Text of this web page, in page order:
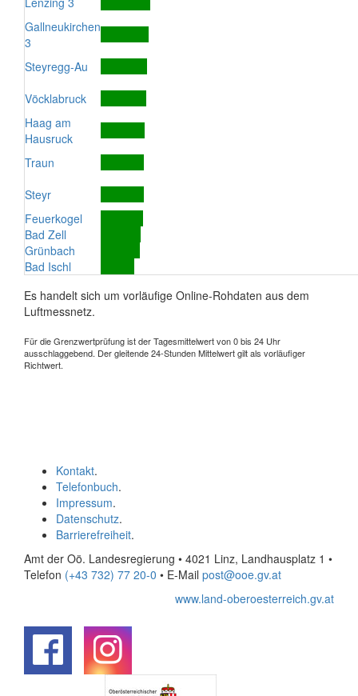
Gallneukirchen
3
Steyregg-Au
Vöcklabruck
Haag am
Hausruck
Traun
Steyr
Feuerkogel
Bad Zell
Grünbach
Bad Ischl
Es handelt sich um vorläufige Online-Rohdaten aus dem
Luftmessnetz.
Für die Grenzwertprüfung ist der Tagesmittelwert von 0 bis 24 Uhr
ausschlaggebend. Der gleitende 24-Stunden Mittelwert gilt als vorläufiger
Richtwert.
Kontakt.
Telefonbuch.
Impressum.
Datenschutz.
Barrierefreiheit.
Amt der Oö. Landesregierung • 4021 Linz, Landhausplatz 1 •
Telefon (+43 732) 77 20-0 • E-Mail post@ooe.gv.at
www.land-oberoesterreich.gv.at